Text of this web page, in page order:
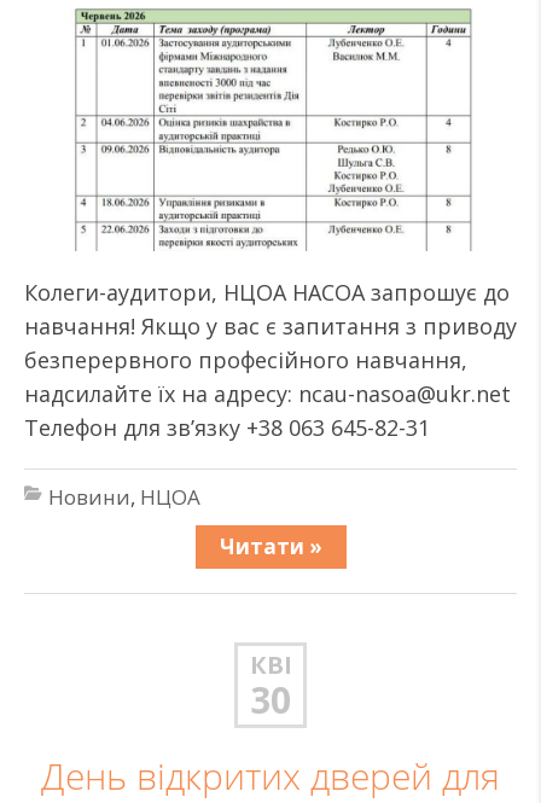
Колеги-аудитори, НЦОА НАСОА запрошує до
навчання! Якщо у вас є запитання з приводу
безперервного професійного навчання,
надсилайте їх на адресу: ncau-nasoa@ukr.net
Телефон для зв’язку +38 063 645-82-31
Новини, НЦОА
Читати »
КВІ
30
День відкритих дверей для